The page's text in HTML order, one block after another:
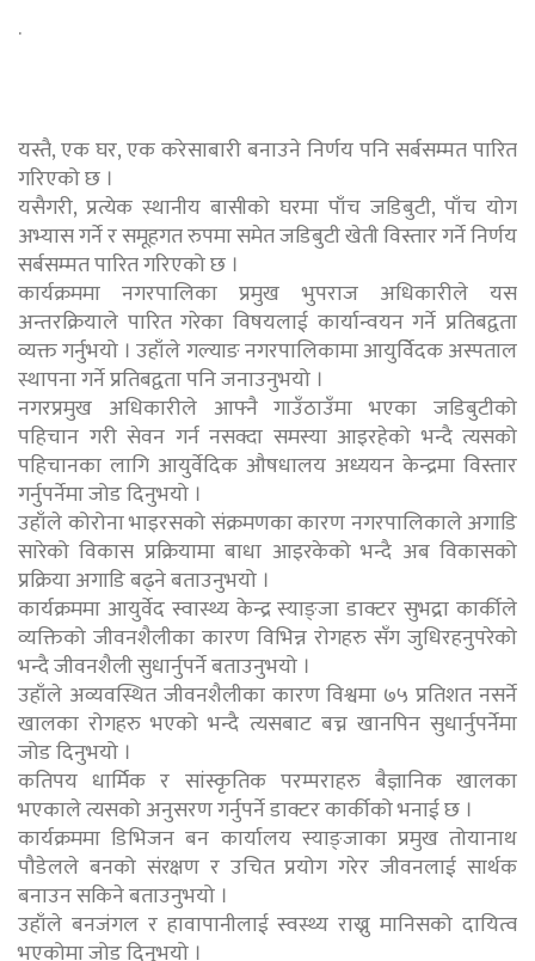
.
यस्तै, एक घर, एक करेसाबारी बनाउने निर्णय पनि सर्बसम्मत पारित
गरिएको छ ।
यसैगरी, प्रत्येक स्थानीय बासीको घरमा पाँच जडिबुटी, पाँच योग
अभ्यास गर्ने र समूहगत रुपमा समेत जडिबुटी खेती विस्तार गर्ने निर्णय
सर्बसम्मत पारित गरिएको छ ।
कार्यक्रममा नगरपालिका प्रमुख भुपराज अधिकारीले यस
अन्तरक्रियाले पारित गरेका विषयलाई कार्यान्वयन गर्ने प्रतिबद्वता
व्यक्त गर्नुभयो । उहाँले गल्याङ नगरपालिकामा आयुर्वेिदक अस्पताल
स्थापना गर्ने प्रतिबद्वता पनि जनाउनुभयो ।
नगरप्रमुख अधिकारीले आफ्नै गाउँठाउँमा भएका जडिबुटीको
पहिचान गरी सेवन गर्न नसक्दा समस्या आइरहेको भन्दै त्यसको
पहिचानका लागि आयुर्वेदिक औषधालय अध्ययन केन्द्रमा विस्तार
गर्नुपर्नेमा जोड दिनुभयो ।
उहाँले कोरोना भाइरसको संक्रमणका कारण नगरपालिकाले अगाडि
सारेको विकास प्रक्रियामा बाधा आइरकेको भन्दै अब विकासको
प्रक्रिया अगाडि बढ्ने बताउनुभयो ।
कार्यक्रममा आयुर्वेद स्वास्थ्य केन्द्र स्याङ्जा डाक्टर सुभद्रा कार्कीले
व्यक्तिको जीवनशैलीका कारण विभिन्न रोगहरु सँग जुधिरहनुपरेको
भन्दै जीवनशैली सुधार्नुपर्ने बताउनुभयो ।
उहाँले अव्यवस्थित जीवनशैलीका कारण विश्वमा ७५ प्रतिशत नसर्ने
खालका रोगहरु भएको भन्दै त्यसबाट बच्न खानपिन सुधार्नुपर्नेमा
जोड दिनुभयो ।
कतिपय धार्मिक र सांस्कृतिक परम्पराहरु बैज्ञानिक खालका
भएकाले त्यसको अनुसरण गर्नुपर्ने डाक्टर कार्कीको भनाई छ ।
कार्यक्रममा डिभिजन बन कार्यालय स्याङ्जाका प्रमुख तोयानाथ
पौडेलले बनको संरक्षण र उचित प्रयोग गरेर जीवनलाई सार्थक
बनाउन सकिने बताउनुभयो ।
उहाँले बनजंगल र हावापानीलाई स्वस्थ्य राख्नु मानिसको दायित्व
भएकोमा जोड दिनुभयो ।